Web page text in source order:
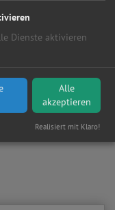
Dienste aktivieren
Alle
akzeptieren
Realisiert mit Klaro!